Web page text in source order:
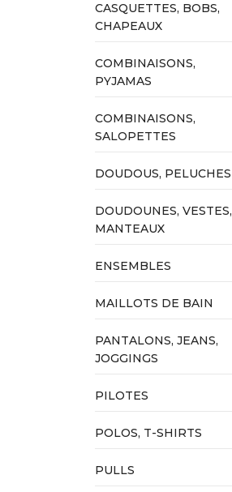
CASQUETTES, BOBS,
CHAPEAUX
COMBINAISONS,
PYJAMAS
COMBINAISONS,
SALOPETTES
DOUDOUS, PELUCHES
DOUDOUNES, VESTES,
MANTEAUX
ENSEMBLES
MAILLOTS DE BAIN
PANTALONS, JEANS,
JOGGINGS
PILOTES
POLOS, T-SHIRTS
PULLS